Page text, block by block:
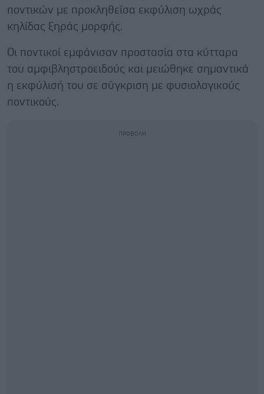
ποντικών με προκληθείσα εκφύλιση ωχράς
κηλίδας ξηράς μορφής.
Οι ποντικοί εμφάνισαν προστασία στα κύτταρα
του αμφιβληστροειδούς και μειώθηκε σημαντικά
η εκφύλισή του σε σύγκριση με φυσιολογικούς
ποντικούς.